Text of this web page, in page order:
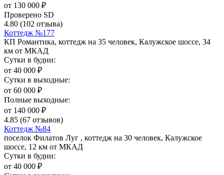
от 130 000 ₽
Проверено SD
4.80 (102 отзыва)
Коттедж №177
КП Романтика, коттедж на 35 человек, Калужское шоссе, 34
км от МКАД
Сутки в будни:
от 40 000 ₽
Сутки в выходные:
от 60 000 ₽
Полные выходные:
от 140 000 ₽
4.85 (67 отзывов)
Коттедж №84
поселок Филатов Луг , коттедж на 30 человек, Калужское
шоссе, 12 км от МКАД
Сутки в будни:
от 40 000 ₽